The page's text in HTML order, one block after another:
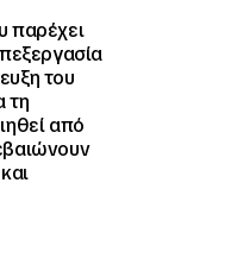
παρέχει
του
τη
από